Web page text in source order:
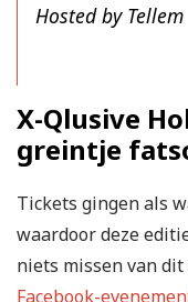
Hosted by Tellem
X-Qlusive
greintje
Tickets gingen als
waardoor deze
niets missen van
Facebook-